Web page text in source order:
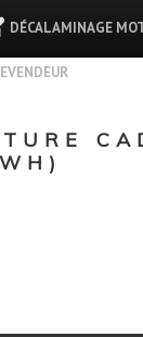
DÉCALAMINAGE